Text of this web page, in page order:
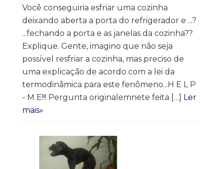
Você conseguiria esfriar uma cozinha
deixando aberta a porta do refrigerador e ...?
...fechando a porta e as janelas da cozinha??
Explique. Gente, imagino que não seja
possível resfriar a cozinha, mas preciso de
uma explicação de acordo com a lei da
termodinâmica para este fenômeno...H E L P
- M E!!! Pergunta originalemnete feita […] Ler
mais»